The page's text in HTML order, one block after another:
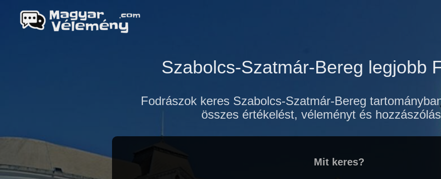
Szabolcs-Szatmár-Bereg legjobb
Fodrászok keres Szabolcs-Szatmár-Bereg
összes értékelést, véleményt és
Mit keres?